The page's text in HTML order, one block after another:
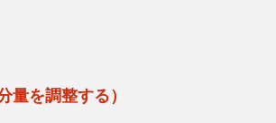
を調整する）